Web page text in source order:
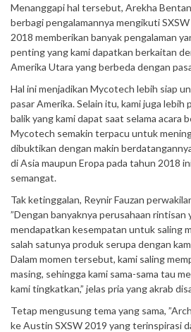
Menanggapi hal tersebut, Arekha
berbagi pengalamannya mengikuti
2018 memberikan banyak pengalaman
penting yang kami dapatkan berkaitan
Amerika Utara yang berbeda dengan
Hal ini menjadikan Mycotech lebih siap
pasar Amerika. Selain itu, kami juga lebih
balik yang kami dapat saat selama acara
Mycotech semakin terpacu untuk
dibuktikan dengan makin
di Asia maupun Eropa pada tahun 2018
semangat.
Tak ketinggalan, Reynir Fauzan
”Dengan banyaknya perusahaan rintisan
mendapatkan kesempatan untuk saling
salah satunya produk serupa dengan
Dalam momen tersebut, kami saling
masing, sehingga kami sama-sama tau
kami tingkatkan,” jelas pria yang akrab
Tetap mengusung tema yang sama,
ke Austin SXSW 2019 yang terinspirasi